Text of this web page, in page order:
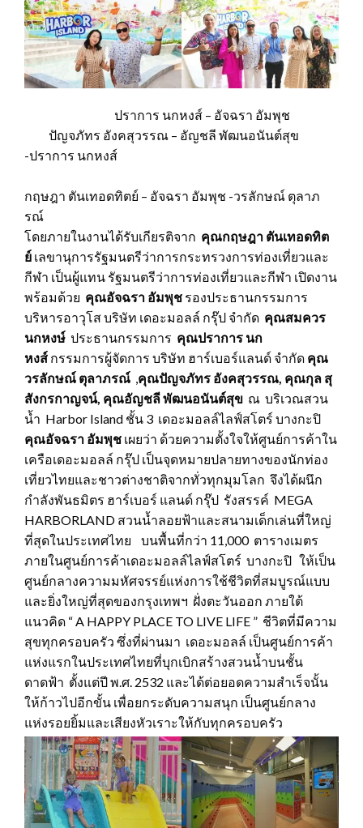
ปราการ นกหงส์ – อัจฉรา อัมพุช
ปัญจภัทร อังคสุวรรณ – อัญชลี พัฒนอนันต์สุข
-ปราการ นกหงส์
กฤษฎา ตันเทอดทิตย์ – อัจฉรา อัมพุช -วรลักษณ์ ตุลาภ
รณ์
โดยภายในงานได้รับเกียรติจาก คุณกฤษฎา ตันเทอดทิต
ย์ เลขานุการรัฐมนตรีว่าการกระทรวงการท่องเที่ยวและ
กีฬา เป็นผู้แทน รัฐมนตรีว่าการท่องเที่ยวและกีฬา เปิดงาน
พร้อมด้วย คุณอัจฉรา อัมพุช รองประธานกรรมการ
บริหารอาวุโส บริษัท เดอะมอลล์ กรุ๊ป จำกัด คุณสมควร
นกหงษ์ ประธานกรรมการ คุณปราการ นก
หงส์ กรรมการผู้จัดการ บริษัท ฮาร์เบอร์แลนด์ จำกัด คุณ
วรลักษณ์ ตุลาภรณ์ คุณปัญจภัทร อังคสุวรรณ, คุณกุล สุ
สังกรกาญจน์, คุณอัญชลี พัฒนอนันต์สุข ณ บริเวณสวน
น้ำ Harbor Island ชั้น 3 เดอะมอลล์ไลฟ์สโตร์ บางกะปิ
คุณอัจฉรา อัมพุช เผยว่า ด้วยความตั้งใจให้ศูนย์การค้าใน
เครือเดอะมอลล์ กรุ๊ป เป็นจุดหมายปลายทางของนักท่อง
เที่ยวไทยและชาวต่างชาติจากทั่วทุกมุมโลก จึงได้ผนึก
กำลังพันธมิตร ฮาร์เบอร์ แลนด์ กรุ๊ป รังสรรค์ MEGA
HARBORLAND สวนน้ำลอยฟ้าและสนามเด็กเล่นที่ใหญ่
ที่สุดในประเทศไทย บนพื้นที่กว่า 11,000 ตารางเมตร
ภายในศูนย์การค้าเดอะมอลล์ไลฟ์สโตร์ บางกะปิ ให้เป็น
ศูนย์กลางความมหัศจรรย์แห่งการใช้ชีวิตที่สมบูรณ์แบบ
และยิ่งใหญ่ที่สุดของกรุงเทพฯ ฝั่งตะวันออก ภายใต้
แนวคิด “ A HAPPY PLACE TO LIVE LIFE ” ชีวิตที่มีความ
สุขทุกครอบครัว ซึ่งที่ผ่านมา เดอะมอลล์ เป็นศูนย์การค้า
แห่งแรกในประเทศไทยที่บุกเบิกสร้างสวนน้ำบนชั้น
ดาดฟ้า ตั้งแต่ปี พ.ศ. 2532 และได้ต่อยอดความสำเร็จนั้น
ให้ก้าวไปอีกขั้น เพื่อยกระดับความสนุก เป็นศูนย์กลาง
แห่งรอยยิ้มและเสียงหัวเราะให้กับทุกครอบครัว